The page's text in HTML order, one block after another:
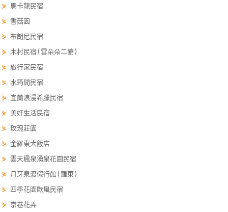
顧
客
務
顧
滿
意
度
訂
單
管
⋟ 馬卡龍民宿
⋟香菇園
⋟布朗尼民宿
⋟木村民宿(雲朵朵二館)
⋟旅行家民宿
⋟ 水筠間民宿
⋟ 宜蘭浪漫希臘民宿
⋟美好生活民宿
⋟玫瑰莊園
⋟金羅東大飯店
⋟雲天楓泉湧泉花園民宿
⋟ 月牙泉渡假行館(羅東)
⋟
四季花園歐風民宿
⋟ 京巷花弄